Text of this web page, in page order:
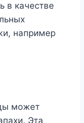
в качестве
например
может
Эта